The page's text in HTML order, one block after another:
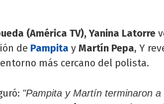
(América TV), Yanina Latorre
de Pampita y Martín Pepa, Y
más cercano del polista.
"Pampita y Martín terminaron a